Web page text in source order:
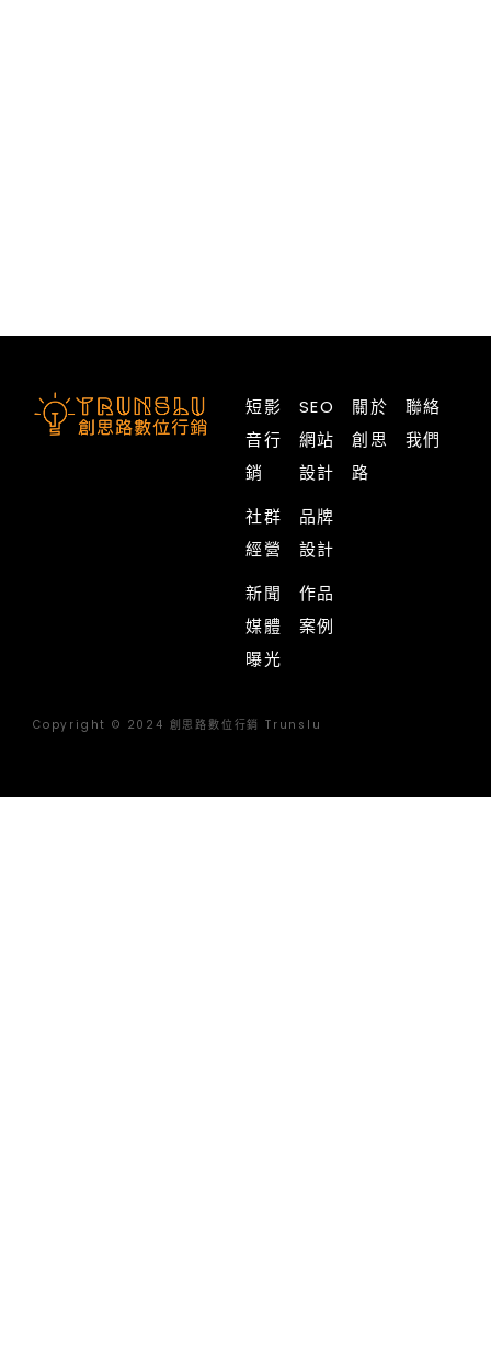
短影
音行
銷
社群
經營
新聞
媒體
曝光
SEO
網站
設計
品牌
設計
作品
案例
關於
創思
路
聯絡
我們
Copyright © 2024 創思路數位行銷 Trunslu